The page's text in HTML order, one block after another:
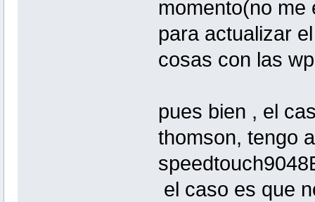
momento(no me
para actualizar
cosas con las
pues bien , el
thomson, tengo
el caso es que